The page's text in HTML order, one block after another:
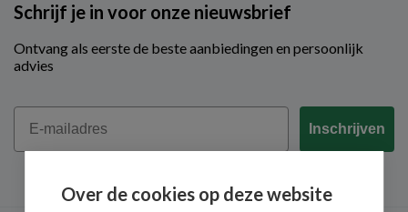
Schrijf je in voor onze nieuwsbrief
Ontvang als eerste de beste aanbiedingen en persoonlijk
advies
Email
Inschrijven
Over de cookies op deze website